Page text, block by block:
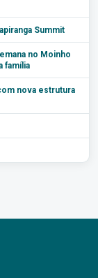
Summit
no Moinho
família
nova estrutura